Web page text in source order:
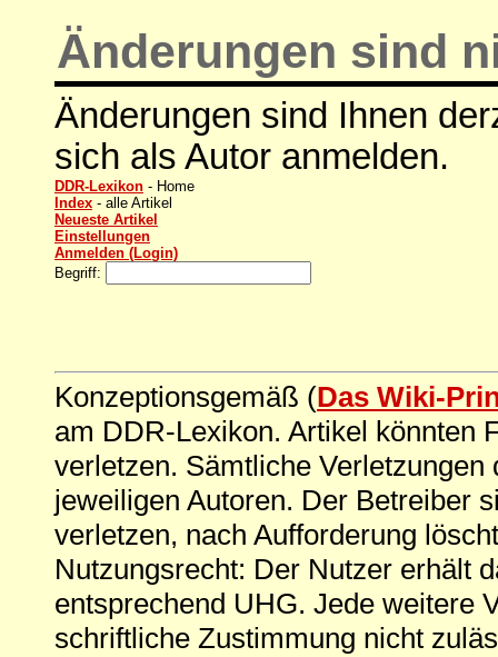
Änderungen sind
Änderungen sind Ihnen
sich als Autor anmelden.
DDR-Lexikon - Home
Index - alle Artikel
Neueste Artikel
Einstellungen
Anmelden (Login)
Begriff:
Konzeptionsgemäß (Das Wiki-
am DDR-Lexikon. Artikel könnten
verletzen. Sämtliche
jeweiligen Autoren. Der Betreiber
verletzen, nach Aufforderung
Nutzungsrecht: Der Nutzer erhält
entsprechend UHG. Jede weitere
schriftliche Zustimmung nicht